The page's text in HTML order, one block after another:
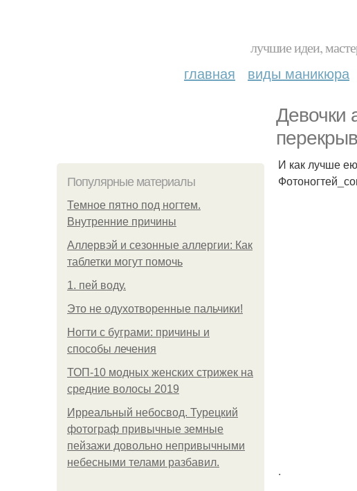
лучшие идеи,
главная виды маникюра
Девочки
Популярные материалы
Темное пятно под ногтем.
Внутренние причины
Аллервэй и сезонные аллергии: Как
таблетки могут помочь
1. пей воду.
Это не одухотворенные пальчики!
Ногти с буграми: причины и
способы лечения
ТОП-10 модных женских стрижек на
средние волосы 2019
Ирреальный небосвод. Турецкий
фотограф привычные земные
пейзажи довольно непривычными
небесными телами разбавил.
И как лучше
.